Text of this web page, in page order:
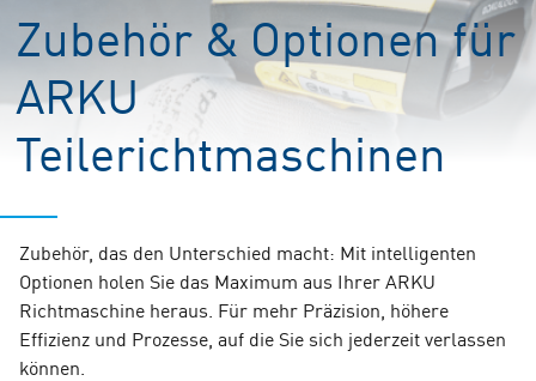
Zubehör & Optionen für
ARKU
Teilerichtmaschinen
Zubehör, das den Unterschied macht: Mit intelligenten
Optionen holen Sie das Maximum aus Ihrer ARKU
Richtmaschine heraus. Für mehr Präzision, höhere
Effizienz und Prozesse, auf die Sie sich jederzeit verlassen
können.